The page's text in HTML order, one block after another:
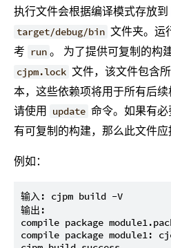
执行文件会根据编译模式存放到
target/debug/bin 文件夹。运
考
run 。 为了提供可复制的构
cjpm.lock 文件，该文件包含
本，这些依赖项将用于所有后
请使用 update 命令。如果有
有可复制的构建，那么此文件应
例如：
输入: cjpm build -V
输出:
compile package
compile package